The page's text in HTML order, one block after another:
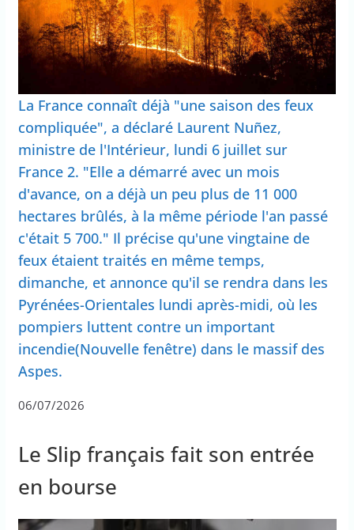
La France connaît déjà "une saison des feux
compliquée", a déclaré Laurent Nuñez,
ministre de l'Intérieur, lundi 6 juillet sur
France 2. "Elle a démarré avec un mois
d'avance, on a déjà un peu plus de 11 000
hectares brûlés, à la même période l'an passé
c'était 5 700." Il précise qu'une vingtaine de
feux étaient traités en même temps,
dimanche, et annonce qu'il se rendra dans les
Pyrénées-Orientales lundi après-midi, où les
pompiers luttent contre un important
incendie(Nouvelle fenêtre) dans le massif des
Aspes.
06/07/2026
Le Slip français fait son entrée
en bourse